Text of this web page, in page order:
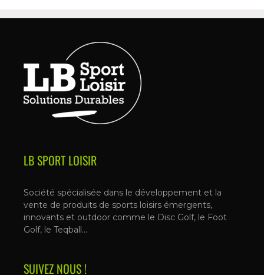
LB SPORT LOISIR
Société spécialisée dans le développement et la
vente de produits de sports loisirs émergents,
innovants et outdoor comme le Disc Golf, le Foot
Golf, le Teqball…
SUIVEZ NOUS !